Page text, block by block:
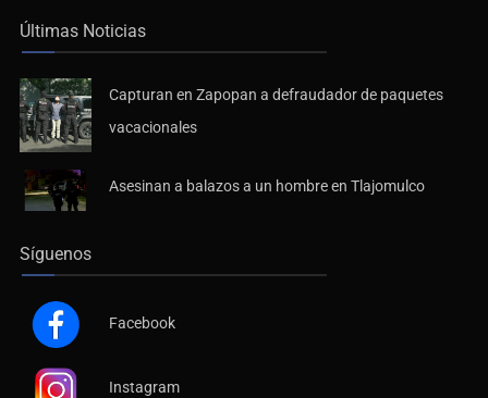
Últimas Noticias
Capturan en Zapopan a defraudador de paquetes
vacacionales
Asesinan a balazos a un hombre en Tlajomulco
Síguenos
Facebook
Instagram